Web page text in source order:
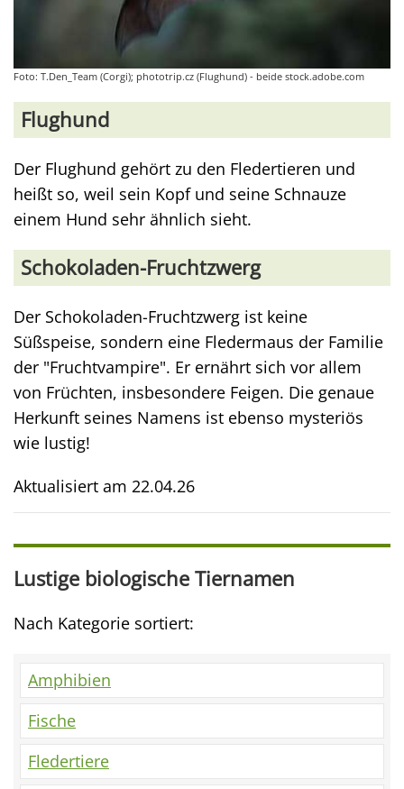
Foto: T.Den_Team (Corgi); phototrip.cz (Flughund) - beide stock.adobe.com
Flughund
Der Flughund gehört zu den Fledertieren und
heißt so, weil sein Kopf und seine Schnauze
einem Hund sehr ähnlich sieht.
Schokoladen-Fruchtzwerg
Der Schokoladen-Fruchtzwerg ist keine
Süßspeise, sondern eine Fledermaus der Familie
der "Fruchtvampire". Er ernährt sich vor allem
von Früchten, insbesondere Feigen. Die genaue
Herkunft seines Namens ist ebenso mysteriös
wie lustig!
Aktualisiert am 22.04.26
Lustige biologische Tiernamen
Nach Kategorie sortiert:
Amphibien
Fische
Fledertiere